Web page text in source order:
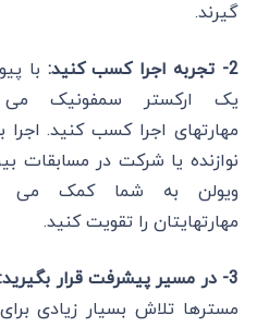
گیرند.
2- تجربه اجرا کسب کنید:
با
یک ارکستر سمفونیک می
مهارتهای اجرا کسب کنید. اجرا
نوازنده یا شرکت در مسابقات
ویولن به شما کمک می
مهارتهایتان را تقویت کنید.
3- در مسیر پیشرفت قرار بگیرید:
مسترها تلاش بسیار زیادی